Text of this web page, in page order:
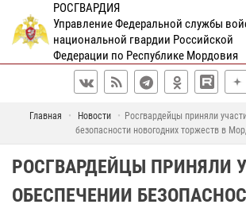
РОСГВАРДИЯ
Управление Федеральной службы
национальной гвардии Российской
Федерации по Республике Мордовия
Главная Новости
Росгвардейцы приняли
безопасности новогодних торжеств в
РОСГВАРДЕЙЦЫ ПРИНЯЛИ
ОБЕСПЕЧЕНИИ